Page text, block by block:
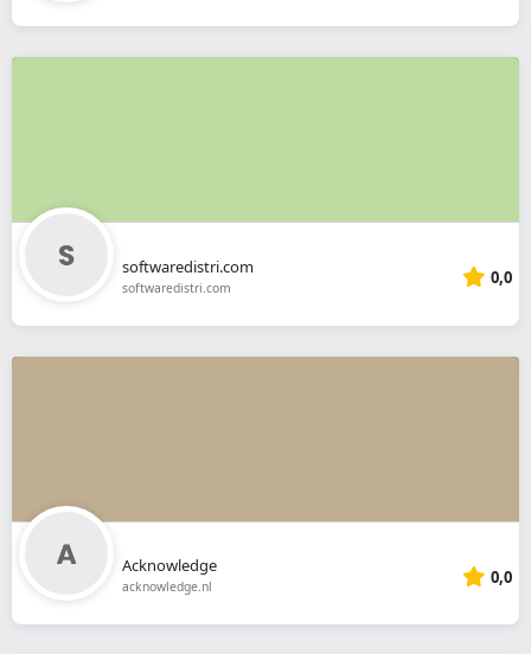
softwaredistri.com
softwaredistri.com 0,0
Acknowledge
acknowledge.nl 0,0